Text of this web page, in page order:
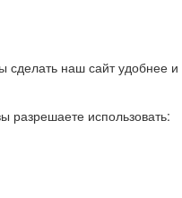
наш сайт удобнее
разрешаете использовать: